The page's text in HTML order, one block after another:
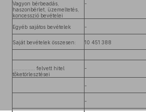
Vagyon bérbeadás,
haszonbérlet, üzemeltetés,
koncesszió bevételei
-
Egyéb sajátos bevételek -
Saját bevételek összesen: 10 451 388
…………... felvett hitel
tőketörlesztései
-
-
-